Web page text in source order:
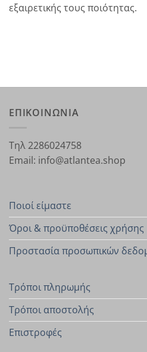
εξαιρετικής τους ποιότητας.
ΕΠΙΚΟΙΝΩΝΙΑ
Τηλ 2286024758
Email: info@atlantea.shop
Ποιοί είμαστε
Όροι & προϋποθέσεις χρήσης
Προστασία προσωπικών
Τρόποι πληρωμής
Τρόποι αποστολής
Επιστροφές